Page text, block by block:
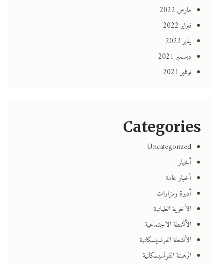
مارس 2022
فبراير 2022
يناير 2022
ديسمبر 2021
نوفمبر 2021
Categories
Uncategorized
أخبار
أخبار عامة
أديرة ومزارات
الأخوية العلمانية
الأنشطة الاجتماعية
الأنشطة الفرنسيسكانية
الرهبنة الفرنسيسكانية